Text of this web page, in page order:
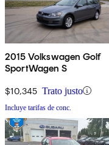
2015 Volkswagen Golf
SportWagen S
$10,345 Trato justo
Incluye tarifas de conc.